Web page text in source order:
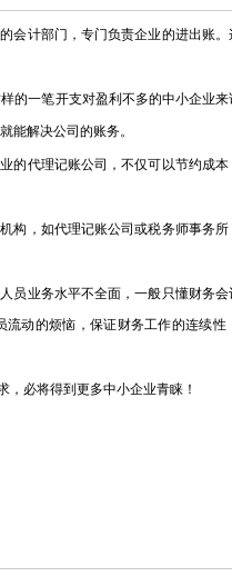
计部门，专门负责企业的进出账。
一笔开支对盈利不多的中小企业来
能解决公司的账务。
代理记账公司，不仅可以节约成本
，如代理记账公司或税务师事务所
业务水平不全面，一般只懂财务会
动的烦恼，保证财务工作的连续性
必将得到更多中小企业青睐！